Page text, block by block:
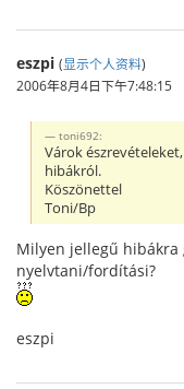
eszpi (显示个人资料)
2006年8月4日下午7:48:15
toni692:
Várok
hibákról.
Köszönettel
Toni/Bp
Milyen jellegű hibákra
nyelvtani/fordítási?
eszpi